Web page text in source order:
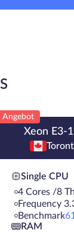
Angebot
Xeon E3-
Single CPU
4 Cores /8
Frequency
Benchmark
RAM